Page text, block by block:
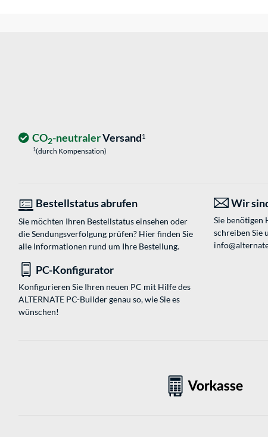
CO2-neutralerVersand1
1(durch Kompensation)
Bestellstatus abrufen
Sie möchten Ihren Bestellstatus einsehen oder
die Sendungsverfolgung prüfen? Hier finden Sie
alle Informationen rund um Ihre Bestellung.
Wir
Sie benötigen
schreiben Sie
PC-Konfigurator
Konfigurieren Sie Ihren neuen PC mit Hilfe des
ALTERNATE PC-Builder genau so, wie Sie es
wünschen!